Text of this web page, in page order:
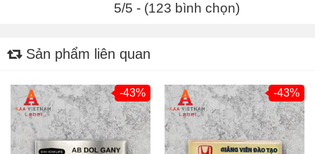
5/5 - (123 bình chọn)
Sản phẩm liên quan
-43% -43%